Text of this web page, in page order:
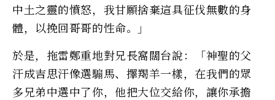
中土之靈的憤怒，我甘願捨棄這具征伐無數的身
體，以挽回哥哥的性命。」
於是，拖雷鄭重地對兄長窩闊台說：「神聖的父
汗成吉思汗像選騸馬、擇羯羊一樣，在我們的眾
多兄弟中選中了你，他把大位交給你，讓你承擔